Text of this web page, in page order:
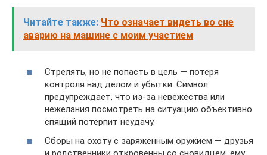
Читайте также: Что означает видеть во сне
аварию на машине с моим участием
Стрелять, но не попасть в цель — потеря
контроля над делом и убытки. Символ
предупреждает, что из-за невежества или
нежелания посмотреть на ситуацию объективно
спящий потерпит неудачу.
Сборы на охоту с заряженным оружием — друзья